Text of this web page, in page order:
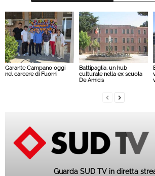
Garante Campano oggi
nel carcere di Fuorni
Battipaglia, un hub
culturale nella ex scuola
De Amicis
Guarda SUD TV in diretta